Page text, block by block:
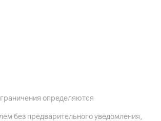
определяются
без предварительного уведомления,